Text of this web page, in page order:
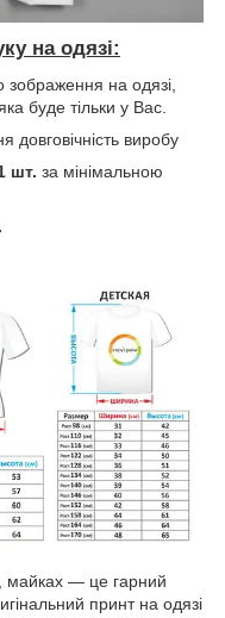
на одязі:
зображення на одязі,
буде тільки у Вас.
довговічність виробу
шт. за мінімальною
— це гарний
принт на одязі